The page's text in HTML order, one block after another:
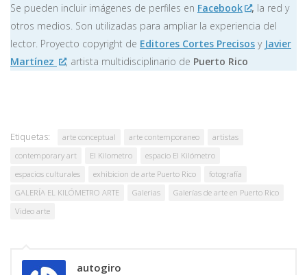
Se pueden incluir imágenes de perfiles en Facebook , la red y
otros medios. Son utilizadas para ampliar la experiencia del
lector. Proyecto copyright de Editores Cortes Precisos y Javier
Martínez
, artista multidisciplinario de Puerto Rico
Etiquetas: arte conceptual arte contemporaneo
artistas
contemporary art
El Kilometro
espacio El Kilómetro
espacios culturales
exhibicion de arte Puerto Rico
fotografía
GALERÍA EL KILÓMETRO ARTE
Galerias
Galerías de arte en Puerto Rico
Video arte
autogiro